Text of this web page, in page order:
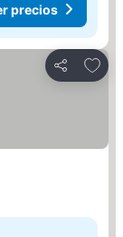
precios
Compartir